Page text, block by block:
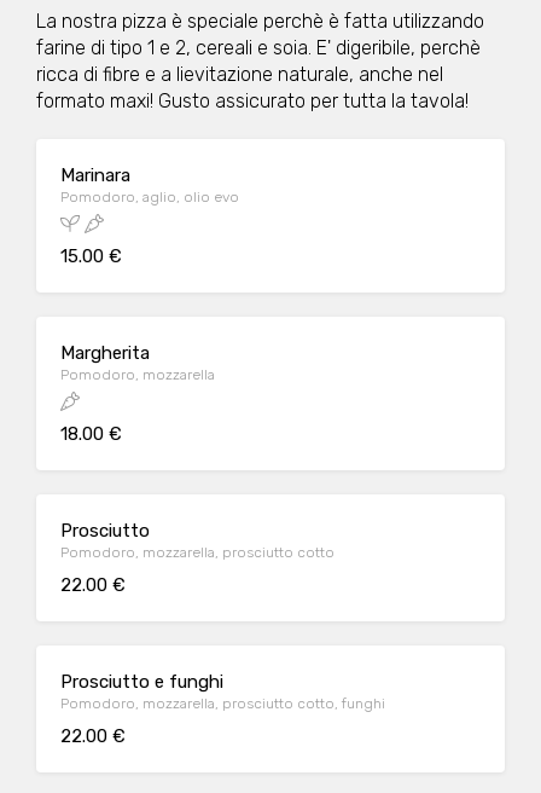
La nostra pizza è speciale perchè è fatta utilizzando
farine di tipo 1 e 2, cereali e soia. E' digeribile, perchè
ricca di fibre e a lievitazione naturale, anche nel
formato maxi! Gusto assicurato per tutta la tavola!
Marinara
Pomodoro, aglio, olio evo
15.00 €
Margherita
Pomodoro, mozzarella
18.00 €
Prosciutto
Pomodoro, mozzarella, prosciutto cotto
22.00 €
Prosciutto e funghi
Pomodoro, mozzarella, prosciutto cotto, funghi
22.00 €